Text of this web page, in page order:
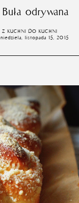
Buła odrywana
Z KUCHNI DO KUCHNI
niedziela, listopada 15, 2015